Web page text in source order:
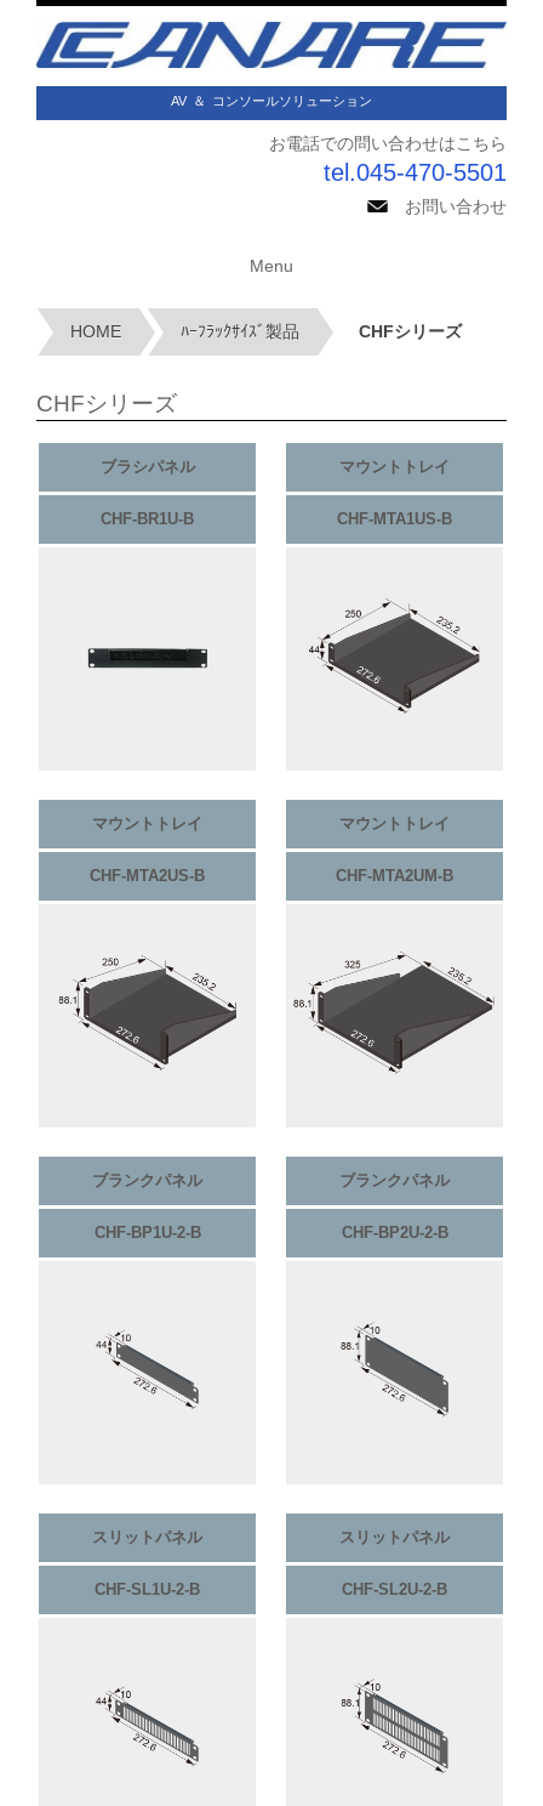
AV ＆ コンソールソリューション
お電話での問い合わせはこちら
tel.045-470-5501
お問い合わせ
Menu
HOME ﾊｰﾌﾗｯｸｻｲｽﾞ製品 CHFシリーズ
CHFシリーズ
ブラシパネル
CHF-BR1U-B
マウントトレイ
CHF-MTA1US-B
マウントトレイ
CHF-MTA2US-B
マウントトレイ
CHF-MTA2UM-B
ブランクパネル
CHF-BP1U-2-B
ブランクパネル
CHF-BP2U-2-B
スリットパネル
CHF-SL1U-2-B
スリットパネル
CHF-SL2U-2-B